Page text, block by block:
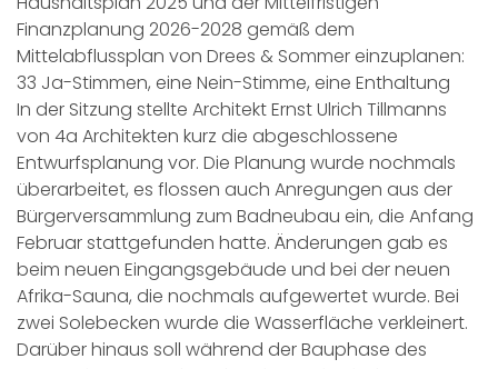
Finanzplanung 2026-2028 gemäß dem
Mittelabflussplan von Drees & Sommer einzuplanen:
33 Ja-Stimmen, eine Nein-Stimme, eine Enthaltung
In der Sitzung stellte Architekt Ernst Ulrich Tillmanns
von 4a Architekten kurz die abgeschlossene
Entwurfsplanung vor. Die Planung wurde nochmals
überarbeitet, es flossen auch Anregungen aus der
Bürgerversammlung zum Badneubau ein, die Anfang
Februar stattgefunden hatte. Änderungen gab es
beim neuen Eingangsgebäude und bei der neuen
Afrika-Sauna, die nochmals aufgewertet wurde. Bei
zwei Solebecken wurde die Wasserfläche verkleinert.
Darüber hinaus soll während der Bauphase des